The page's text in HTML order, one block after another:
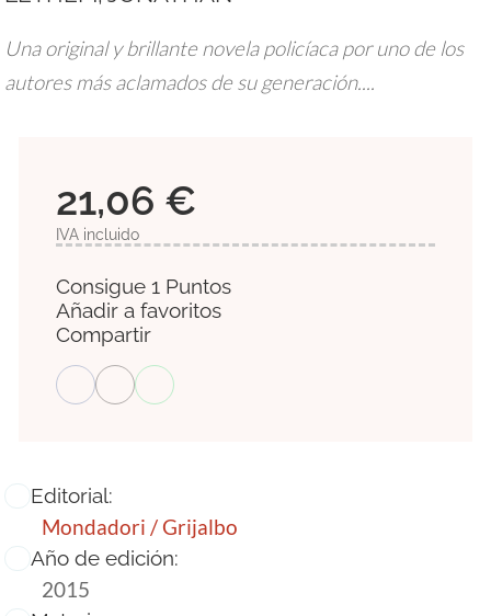
Una original y brillante novela policíaca por uno de los
autores más aclamados de su generación....
Editorial:
Mondadori / Grijalbo
Año de edición:
2015
21,06 €
IVA incluido
Consigue 1 Puntos
Añadir a favoritos
Compartir